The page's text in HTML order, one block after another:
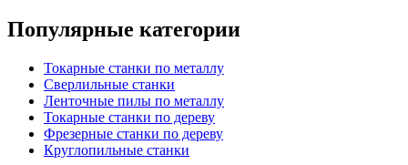
Популярные категории
Токарные станки по металлу
Сверлильные станки
Ленточные пилы по металлу
Токарные станки по дереву
Фрезерные станки по дереву
Круглопильные станки